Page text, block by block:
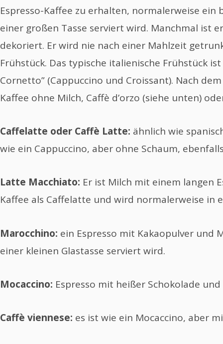
Espresso-Kaffee zu erhalten, normalerweise ein
einer großen Tasse serviert wird. Manchmal ist
dekoriert. Er wird nie nach einer Mahlzeit
Frühstück. Das typische italienische Frühstück
Cornetto” (Cappuccino und Croissant). Nach
Kaffee ohne Milch, Caffè d’orzo (siehe unten)
Caffelatte oder Caffè Latte: ähnlich wie
wie ein Cappuccino, aber ohne Schaum,
Latte Macchiato: Er ist Milch mit einem langen
Kaffee als Caffelatte und wird normalerweise in
Marocchino: ein Espresso mit Kakaopulver und
einer kleinen Glastasse serviert wird.
Mocaccino: Espresso mit heißer Schokolade
Caffè viennese: es ist wie ein Mocaccino, aber